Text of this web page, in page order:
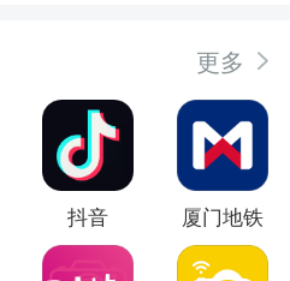
更多
抖音 厦门地铁